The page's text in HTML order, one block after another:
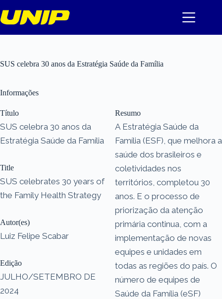
para
o
SUS celebra 30 anos da Estratégia Saúde da Família
Informações
Título
SUS celebra 30 anos da
Estratégia Saúde da Família
Title
SUS celebrates 30 years of
the Family Health Strategy
Autor(es)
Luiz Felipe Scabar
Edição
JULHO/SETEMBRO DE
2024
Resumo
A Estratégia Saúde da
Família (ESF), que melhora a
saúde dos brasileiros e
coletividades nos
territórios, completou 30
anos. E o processo de
priorização da atenção
primária continua, com a
implementação de novas
equipes e unidades em
todas as regiões do país. O
número de equipes de
Saúde da Família (eSF)